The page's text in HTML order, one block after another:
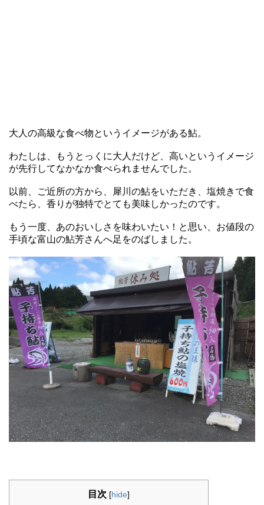
大人の高級な食べ物というイメージがある鮎。
わたしは、もうとっくに大人だけど、高いというイメージ
が先行してなかなか食べられませんでした。
以前、ご近所の方から、犀川の鮎をいただき、塩焼きで食
べたら、香りが独特でとても美味しかったのです。
もう一度、あのおいしさを味わいたい！と思い、お値段の
手頃な富山の鮎芳さんへ足をのばしました。
目次 [hide]